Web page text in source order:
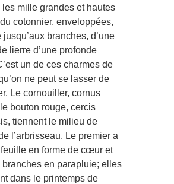
mille grandes et hautes
cotonnier, enveloppées,
jusqu’aux branches, d’une
lierre d’une profonde
un de ces charmes de
ne peut se lasser de
Le cornouiller, cornus
bouton rouge, cercis
tiennent le milieu de
l’arbrisseau. Le premier a
en forme de cœur et
branches en parapluie; elles
dans le printemps de